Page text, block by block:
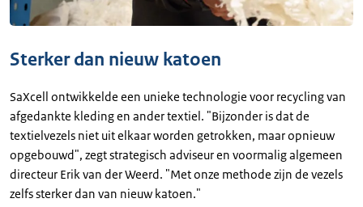
Sterker dan nieuw katoen
SaXcell ontwikkelde een unieke technologie voor recycling van
afgedankte kleding en ander textiel. "Bijzonder is dat de
textielvezels niet uit elkaar worden getrokken, maar opnieuw
opgebouwd", zegt strategisch adviseur en voormalig algemeen
directeur Erik van der Weerd. "Met onze methode zijn de vezels
zelfs sterker dan van nieuw katoen."